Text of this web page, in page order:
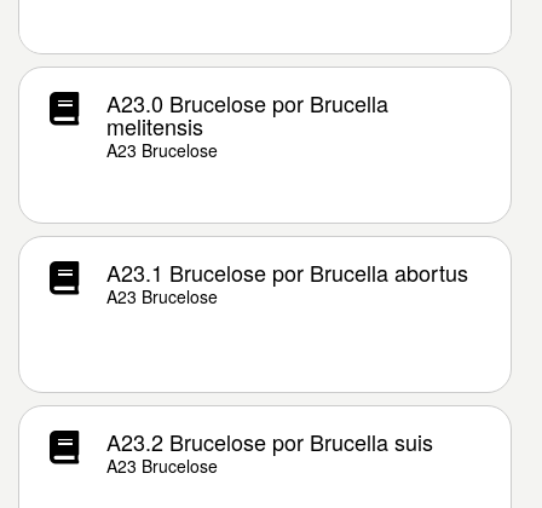
A23.0 Brucelose por Brucella
melitensis
A23 Brucelose
A23.1 Brucelose por Brucella abortus
A23 Brucelose
A23.2 Brucelose por Brucella suis
A23 Brucelose